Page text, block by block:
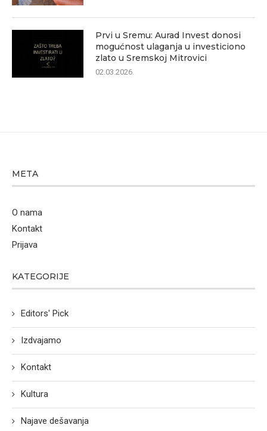
Prvi u Sremu: Aurad Invest donosi
mogućnost ulaganja u investiciono
zlato u Sremskoj Mitrovici
02.03.2026.
META
O nama
Kontakt
Prijava
KATEGORIJE
Editors' Pick
Izdvajamo
Kontakt
Kultura
Najave dešavanja